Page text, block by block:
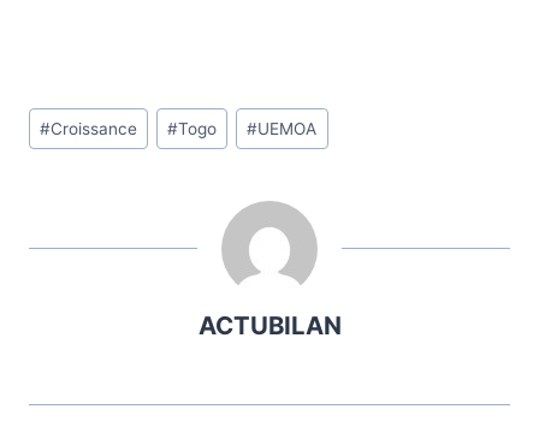
Étiquettes
de
#Croissance #Togo #UEMOA
ACTUBILAN